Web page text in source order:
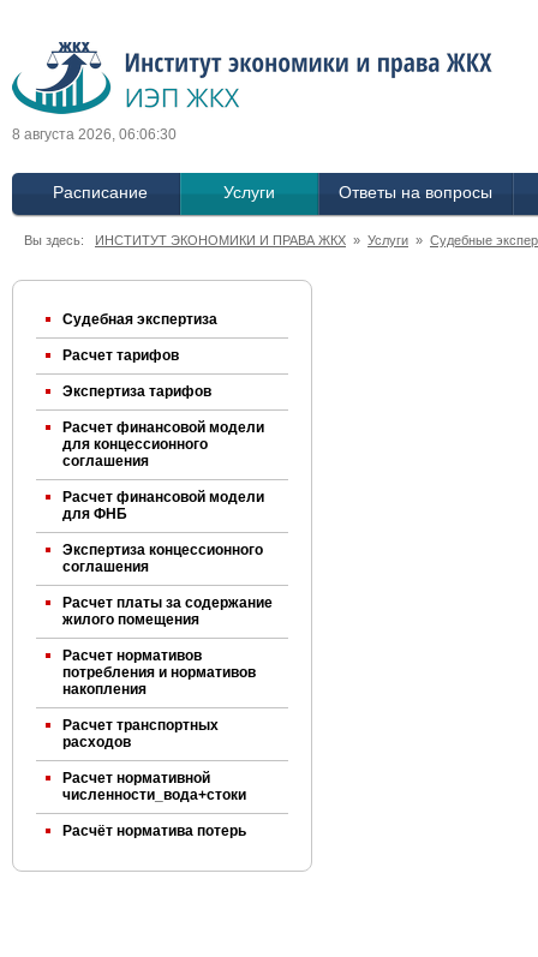
8 августа 2026, 06:06:30
Расписание Услуги Ответы на вопросы
Вы здесь: ИНСТИТУТ ЭКОНОМИКИ И ПРАВА ЖКХ » Услуги » Судебные
Судебная экспертиза
Расчет тарифов
Экспертиза тарифов
Расчет финансовой модели
для концессионного
соглашения
Расчет финансовой модели
для ФНБ
Экспертиза концессионного
соглашения
Расчет платы за содержание
жилого помещения
Расчет нормативов
потребления и нормативов
накопления
Расчет транспортных
расходов
Расчет нормативной
численности_вода+стоки
Расчёт норматива потерь